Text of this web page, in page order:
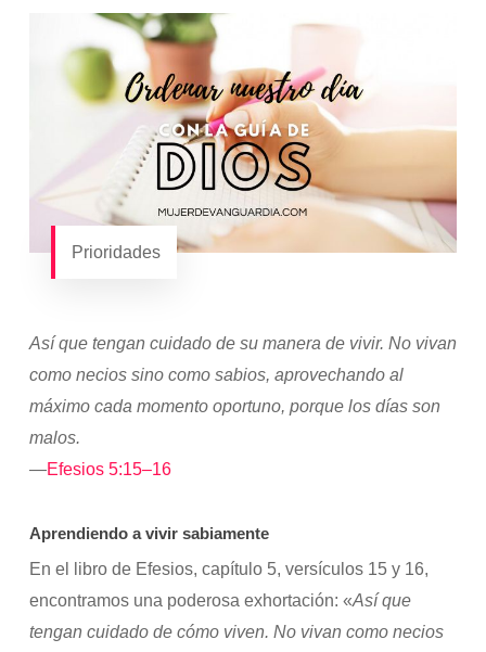
Prioridades
Así que tengan cuidado de su manera de vivir. No vivan
como necios sino como sabios, aprovechando al
máximo cada momento oportuno, porque los días son
malos.
—Efesios 5:15–16
Aprendiendo a vivir sabiamente
En el libro de Efesios, capítulo 5, versículos 15 y 16,
encontramos una poderosa exhortación: «Así que
tengan cuidado de cómo viven. No vivan como necios